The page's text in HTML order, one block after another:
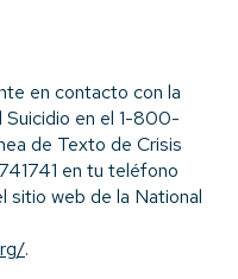
en contacto con la
Suicidio en el 1-800-
de Texto de Crisis
en tu teléfono
sitio web de la National
.